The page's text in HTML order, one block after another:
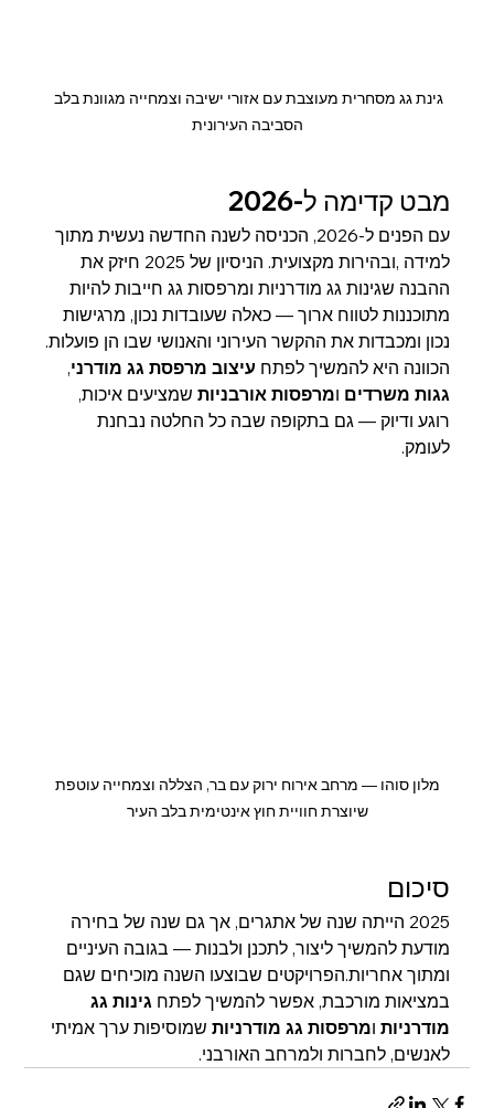
גינת גג מסחרית מעוצבת עם אזורי ישיבה וצמחייה מגוונת בלב
הסביבה העירונית
מבט קדימה ל-2026
עם הפנים ל-2026, הכניסה לשנה החדשה נעשית מתוך
למידה ,ובהירות מקצועית. הניסיון של 2025 חיזק את
ההבנה שגינות גג מודרניות ומרפסות גג חייבות להיות
מתוכננות לטווח ארוך — כאלה שעובדות נכון, מרגישות
נכון ומכבדות את ההקשר העירוני והאנושי שבו הן פועלות.
הכוונה היא להמשיך לפתח עיצוב מרפסת גג מודרני,
גגות משרדים ומרפסות אורבניות שמציעים איכות,
רוגע ודיוק — גם בתקופה שבה כל החלטה נבחנת
לעומק.
מלון סוהו — מרחב אירוח ירוק עם בר, הצללה וצמחייה עוטפת
שיוצרת חוויית חוץ אינטימית בלב העיר
סיכום
2025 הייתה שנה של אתגרים, אך גם שנה של בחירה
מודעת להמשיך ליצור, לתכנן ולבנות — בגובה העיניים
ומתוך אחריות.הפרויקטים שבוצעו השנה מוכיחים שגם
במציאות מורכבת, אפשר להמשיך לפתח גינות גג
מודרניות ומרפסות גג מודרניות שמוסיפות ערך אמיתי
לאנשים, לחברות ולמרחב האורבני.